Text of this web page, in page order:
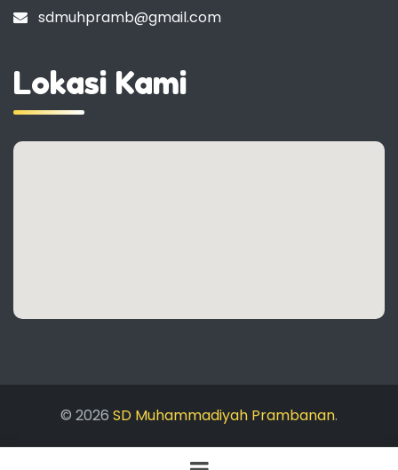
sdmuhpramb@gmail.com
Lokasi Kami
© 2026 SD Muhammadiyah Prambanan.